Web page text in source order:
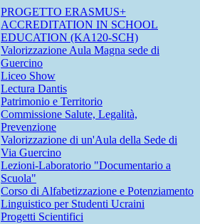
PROGETTO ERASMUS+
ACCREDITATION IN SCHOOL
EDUCATION (KA120-SCH)
Valorizzazione Aula Magna sede di
Guercino
Liceo Show
Lectura Dantis
Patrimonio e Territorio
Commissione Salute, Legalità,
Prevenzione
Valorizzazione di un'Aula della Sede di
Via Guercino
Lezioni-Laboratorio "Documentario a
Scuola"
Corso di Alfabetizzazione e Potenziamento
Linguistico per Studenti Ucraini
Progetti Scientifici